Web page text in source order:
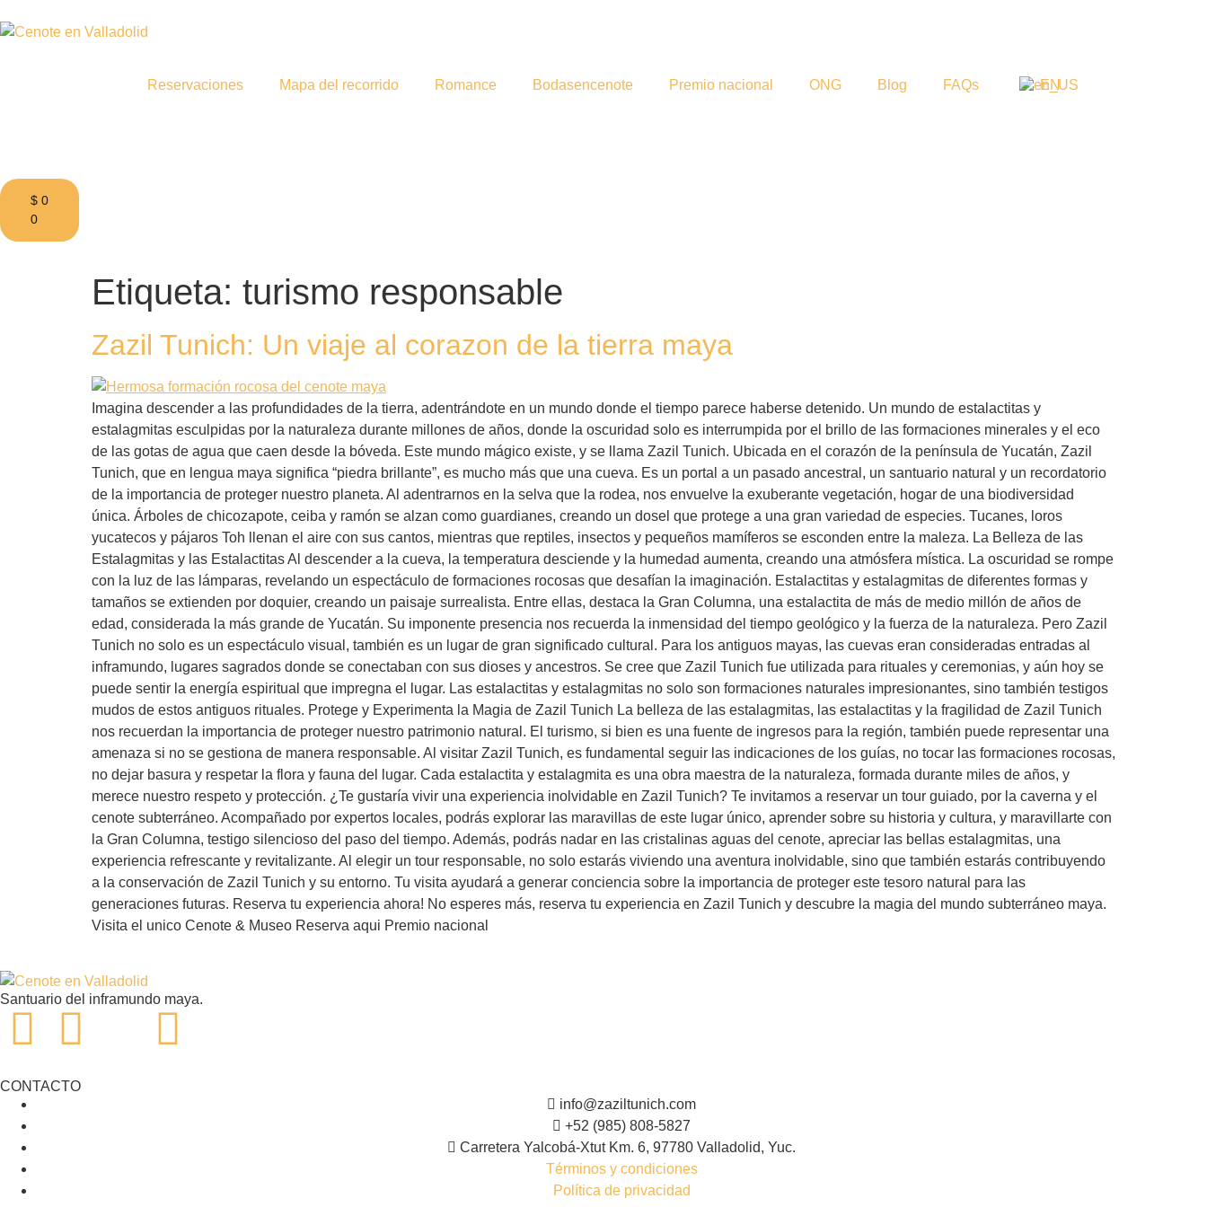
Reservaciones Mapa del recorrido Romance Bodasencenote Premio nacional ONG Blog FAQs EN
$ 0
0
Etiqueta: turismo responsable
Zazil Tunich: Un viaje al corazon de la tierra maya
Imagina descender a las profundidades de la tierra, adentrándote en un mundo donde el tiempo parece haberse detenido. Un mundo de estalactitas y
estalagmitas esculpidas por la naturaleza durante millones de años, donde la oscuridad solo es interrumpida por el brillo de las formaciones minerales y el eco
de las gotas de agua que caen desde la bóveda. Este mundo mágico existe, y se llama Zazil Tunich. Ubicada en el corazón de la península de Yucatán, Zazil
Tunich, que en lengua maya significa “piedra brillante”, es mucho más que una cueva. Es un portal a un pasado ancestral, un santuario natural y un recordatorio
de la importancia de proteger nuestro planeta. Al adentrarnos en la selva que la rodea, nos envuelve la exuberante vegetación, hogar de una biodiversidad
única. Árboles de chicozapote, ceiba y ramón se alzan como guardianes, creando un dosel que protege a una gran variedad de especies. Tucanes, loros
yucatecos y pájaros Toh llenan el aire con sus cantos, mientras que reptiles, insectos y pequeños mamíferos se esconden entre la maleza. La Belleza de las
Estalagmitas y las Estalactitas Al descender a la cueva, la temperatura desciende y la humedad aumenta, creando una atmósfera mística. La oscuridad se rompe
con la luz de las lámparas, revelando un espectáculo de formaciones rocosas que desafían la imaginación. Estalactitas y estalagmitas de diferentes formas y
tamaños se extienden por doquier, creando un paisaje surrealista. Entre ellas, destaca la Gran Columna, una estalactita de más de medio millón de años de
edad, considerada la más grande de Yucatán. Su imponente presencia nos recuerda la inmensidad del tiempo geológico y la fuerza de la naturaleza. Pero Zazil
Tunich no solo es un espectáculo visual, también es un lugar de gran significado cultural. Para los antiguos mayas, las cuevas eran consideradas entradas al
inframundo, lugares sagrados donde se conectaban con sus dioses y ancestros. Se cree que Zazil Tunich fue utilizada para rituales y ceremonias, y aún hoy se
puede sentir la energía espiritual que impregna el lugar. Las estalactitas y estalagmitas no solo son formaciones naturales impresionantes, sino también testigos
mudos de estos antiguos rituales. Protege y Experimenta la Magia de Zazil Tunich La belleza de las estalagmitas, las estalactitas y la fragilidad de Zazil Tunich
nos recuerdan la importancia de proteger nuestro patrimonio natural. El turismo, si bien es una fuente de ingresos para la región, también puede representar una
amenaza si no se gestiona de manera responsable. Al visitar Zazil Tunich, es fundamental seguir las indicaciones de los guías, no tocar las formaciones rocosas,
no dejar basura y respetar la flora y fauna del lugar. Cada estalactita y estalagmita es una obra maestra de la naturaleza, formada durante miles de años, y
merece nuestro respeto y protección. ¿Te gustaría vivir una experiencia inolvidable en Zazil Tunich? Te invitamos a reservar un tour guiado, por la caverna y el
cenote subterráneo. Acompañado por expertos locales, podrás explorar las maravillas de este lugar único, aprender sobre su historia y cultura, y maravillarte con
la Gran Columna, testigo silencioso del paso del tiempo. Además, podrás nadar en las cristalinas aguas del cenote, apreciar las bellas estalagmitas, una
experiencia refrescante y revitalizante. Al elegir un tour responsable, no solo estarás viviendo una aventura inolvidable, sino que también estarás contribuyendo
a la conservación de Zazil Tunich y su entorno. Tu visita ayudará a generar conciencia sobre la importancia de proteger este tesoro natural para las
generaciones futuras. Reserva tu experiencia ahora! No esperes más, reserva tu experiencia en Zazil Tunich y descubre la magia del mundo subterráneo maya.
Visita el unico Cenote & Museo Reserva aqui Premio nacional
Santuario del inframundo maya.
CONTACTO
info@zaziltunich.com
+52 (985) 808-5827
Carretera Yalcobá-Xtut Km. 6, 97780 Valladolid, Yuc.
Términos y condiciones
Política de privacidad